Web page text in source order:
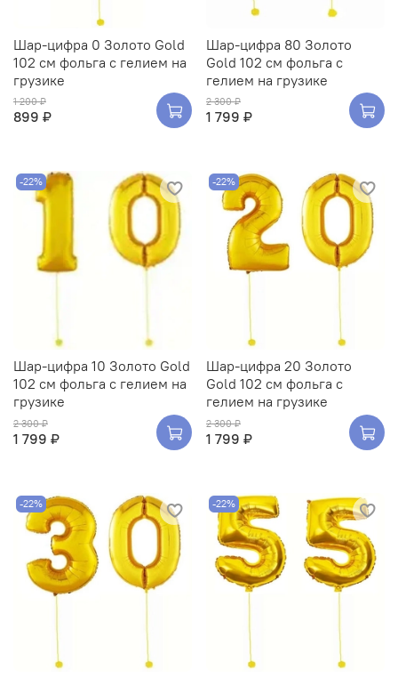
Шар-цифра 0 Золото Gold
102 см фольга с гелием на
грузике
1 200 ₽
899 ₽
Шар-цифра 80 Золото
Gold 102 см фольга с
гелием на грузике
2 300 ₽
1 799 ₽
-22%
Шар-цифра 10 Золото Gold
102 см фольга с гелием на
грузике
2 300 ₽
1 799 ₽
-22%
Шар-цифра 20 Золото
Gold 102 см фольга с
гелием на грузике
2 300 ₽
1 799 ₽
-22% -22%